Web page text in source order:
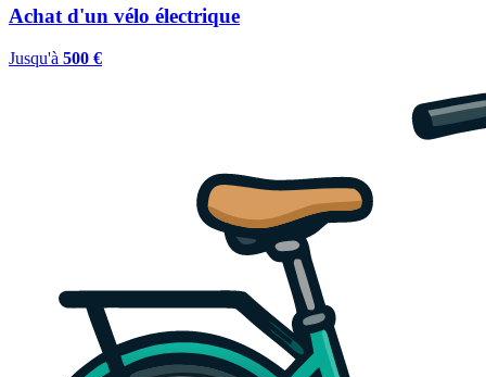
Achat d'un vélo électrique
Jusqu'à 500 €